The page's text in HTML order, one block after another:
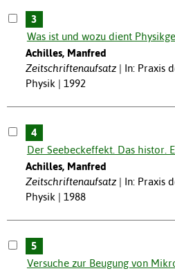
3
Was ist und wozu dient
Achilles, Manfred
Zeitschriftenaufsatz
In: Praxis
Physik | 1992
4
Der Seebeckeffekt. Das histor.
Achilles, Manfred
Zeitschriftenaufsatz
In: Praxis
Physik | 1988
5
Versuche zur Beugung von